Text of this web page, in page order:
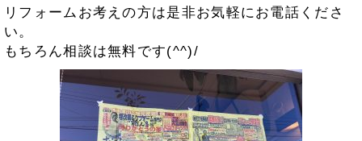
リフォームお考えの方は是非お気軽にお電話くださ
い。
もちろん相談は無料です(^^)/